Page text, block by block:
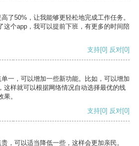
了50%，让我能够更轻松地完成工作任务。
这个app，我可以提前下班，有更多的时间陪
支持[0] 反对[0]
一，可以增加一些新功能。比如，可以增加
这样就可以根据网络情况自动选择最优的线
。
支持[0] 反对[0]
，可以适当降低一些，这样会更加亲民。